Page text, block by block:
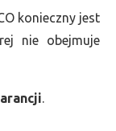
konieczny jest
nie obejmuje
.